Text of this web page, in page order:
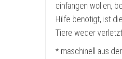
einfangen wollen,
Hilfe benötigt, ist
Tiere weder
* maschinell aus